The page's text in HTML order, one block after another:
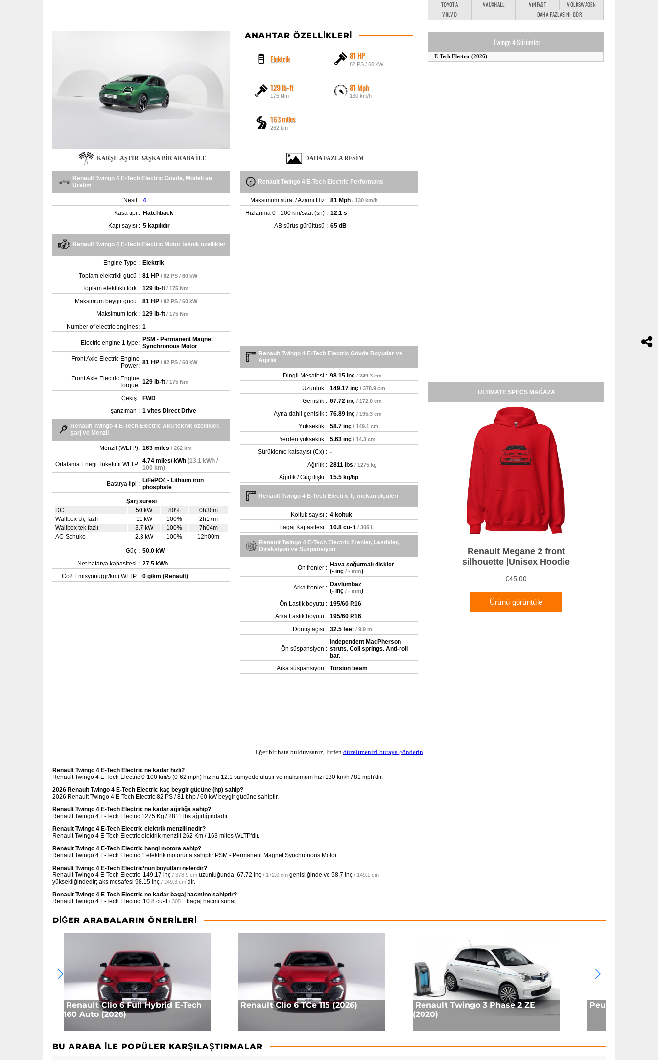
ANAHTAR ÖZELLIKLERI
Elektrik 81 HP
82 PS / 60 kW
129 lb-ft
175 Nm
81 Mph
130 km/h
163 miles
262 km
KARŞILAŞTIR BAŞKA BIR ARABA ILE DAHA FAZLA RESIM
Renault Twingo 4 E-Tech Electric Gövde, Modeli ve
Üretim
Nesil : 4
Kasa tipi : Hatchback
Kapı sayısı : 5 kapılıdır
Renault Twingo 4 E-Tech Electric Motor teknik özellikler
Engine Type : Elektrik
Toplam elektrikli gücü : 81 HP / 82 PS / 60 kW
Toplam elektrikli tork : 129 lb-ft / 175 Nm
Maksimum beygir gücü : 81 HP / 82 PS / 60 kW
Maksimum tork : 129 lb-ft / 175 Nm
Number of electric engines: 1
Electric engine 1 type: PSM - Permanent Magnet
Synchronous Motor
Front Axle Electric Engine
Power: 81 HP / 82 PS / 60 kW
Front Axle Electric Engine
Torque: 129 lb-ft / 175 Nm
Çekiş : FWD
şanzıman : 1 vites Direct Drive
Renault Twingo 4 E-Tech Electric Akü teknik özellikler,
şarj ve Menzil
Menzil (WLTP): 163 miles / 262 km
Ortalama Enerji Tüketimi WLTP: 4.74 miles/ kWh (13.1 kWh /
100 km)
Batarya tipi : LiFePO4 - Lithium iron
phosphate
Şarj süresi
DC
50 kW 80%
0h30m
Wallbox Üç fazlı
11 kW 100%
2h17m
Wallbox tek fazlı
3.7 kW 100%
7h04m
AC-Schuko
2.3 kW 100% 12h00m
Güç : 50.0 kW
Net batarya kapasitesi : 27.5 kWh
Co2 Emisyonu(gr/km) WLTP : 0 g/km (Renault)
Renault Twingo 4 E-Tech Electric Performans
Maksimum sürat / Azami Hız : 81 Mph / 130 km/h
Hızlanma 0 - 100 km/saat (sn) : 12.1 s
AB sürüş gürültüsü : 65 dB
Renault Twingo 4 E-Tech Electric Gövde Boyutlar ve
Ağırlık
Dingil Mesafesi : 98.15 inç / 249.3 cm
Uzunluk : 149.17 inç / 378.9 cm
Genişlik : 67.72 inç / 172.0 cm
Ayna dahil genişlik : 76.89 inç / 195.3 cm
Yükseklik : 58.7 inç / 149.1 cm
Yerden yükseklik : 5.63 inç / 14.3 cm
Sürükleme katsayısı (Cx) : -
Ağırlık : 2811 lbs / 1275 kg
Ağırlık / Güç ilişki : 15.5 kg/hp
Renault Twingo 4 E-Tech Electric İç mekan ölçüleri
Koltuk sayısı : 4 koltuk
Bagaj Kapasitesi : 10.8 cu-ft / 305 L
Renault Twingo 4 E-Tech Electric Frenler, Lastikler,
Direksiyon ve Süspansiyon
Ön frenler : Hava soğutmalı diskler
(- inç / - mm)
Arka frenler : Davlumbaz
(- inç / - mm)
Ön Lastik boyutu : 195/60 R16
Arka Lastik boyutu : 195/60 R16
Dönüş açısı : 32.5 feet / 9.9 m
Ön süspansiyon :
Independent MacPherson
struts. Coil springs. Anti-roll
bar.
Arka süspansiyon : Torsion beam
Eğer bir hata bulduysanız, lütfen düzeltmenizi buraya gönderin
Renault Twingo 4 E-Tech Electric ne kadar hızlı?
Renault Twingo 4 E-Tech Electric 0-100 km/s (0-62 mph) hızına 12.1 saniyede ulaşır ve maksimum hızı 130 km/h / 81 mph'dir.
2026 Renault Twingo 4 E-Tech Electric kaç beygir gücüne (hp) sahip?
2026 Renault Twingo 4 E-Tech Electric 82 PS / 81 bhp / 60 kW beygir gücüne sahiptir.
Renault Twingo 4 E-Tech Electric ne kadar ağırlığa sahip?
Renault Twingo 4 E-Tech Electric 1275 Kg / 2811 lbs ağırlığındadır.
Renault Twingo 4 E-Tech Electric elektrik menzili nedir?
Renault Twingo 4 E-Tech Electric elektrik menzili 262 Km / 163 miles WLTP'dir.
Renault Twingo 4 E-Tech Electric hangi motora sahip?
Renault Twingo 4 E-Tech Electric 1 elektrik motoruna sahiptir PSM - Permanent Magnet Synchronous Motor.
Renault Twingo 4 E-Tech Electric’nun boyutları nelerdir?
Renault Twingo 4 E-Tech Electric, 149.17 inç / 378.9 cm uzunluğunda, 67.72 inç / 172.0 cm genişliğinde ve 58.7 inç / 149.1 cm
yüksekliğindedir; aks mesafesi 98.15 inç / 249.3 cm’dir.
Renault Twingo 4 E-Tech Electric ne kadar bagaj hacmine sahiptir?
Renault Twingo 4 E-Tech Electric, 10.8 cu-ft / 305 L bagaj hacmi sunar.
TOYOTA
VAUXHALL VINFAST
VOLKSWAGEN
VOLVO
DAHA FAZLASINI GÖR
Twingo 4 Sürümler
- E-Tech Electric (2026)
ULTIMATE SPECS MAĞAZA
DIĞER ARABALARIN ÖNERILERI
Renault Clio 6 Full Hybrid E-Tech
160 Auto (2026)
Renault Clio 6 TCe 115 (2026)
Renault Twingo 3 Phase 2 ZE
(2020)
Peugeot 104
BU ARABA ILE POPÜLER KARŞILAŞTIRMALAR